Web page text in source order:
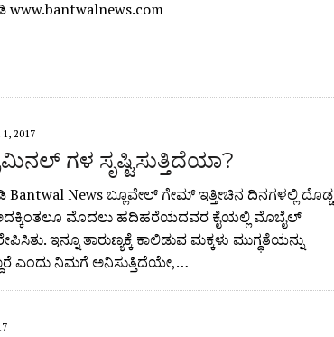
2017
ಗಳ ಸೃಷ್ಟಿಸುತ್ತಿದೆಯಾ?
News ಬ್ಲೂವೇಲ್ ಗೇಮ್ ಇತ್ತೀಚಿನ ದಿನಗಳಲ್ಲಿ ದೊಡ್ಡ
ಮೊದಲು ಹದಿಹರೆಯದವರ ಕೈಯಲ್ಲಿ ಮೊಬೈಲ್
ಇನ್ನೂ ತಾರುಣ್ಯಕ್ಕೆ ಕಾಲಿಡುವ ಮಕ್ಕಳು ಮುಗ್ಧತೆಯನ್ನು
ಎಂದು ನಿಮಗೆ ಅನಿಸುತ್ತಿದೆಯೇ,…